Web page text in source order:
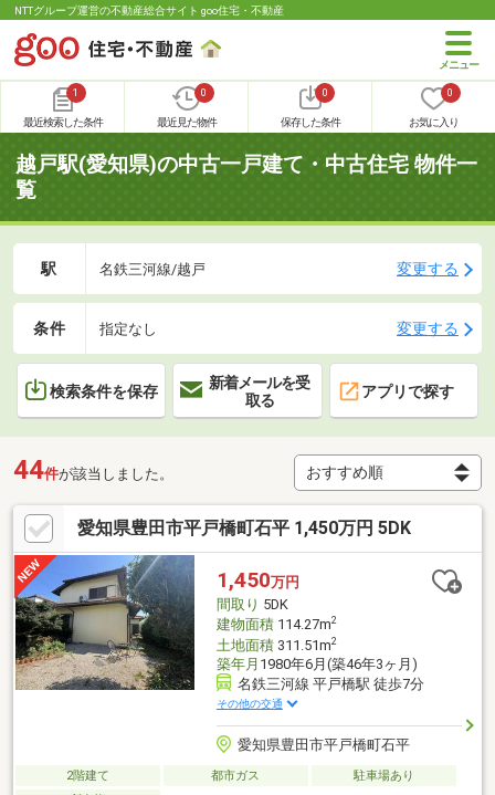
NTTグループ運営の不動産総合サイト goo住宅・不動産
1
最近検索した条件
0
最近見た物件
0
保存した条件
0
お気に入り
越戸駅(愛知県)の中古一戸建て・中古住宅 物件一
覧
駅 名鉄三河線/越戸 変更する
条件 指定なし 変更する
検索条件を保存
新着メールを受
取る
アプリで探す
44件が該当しました。
愛知県豊田市平戸橋町石平 1,450万円 5DK
1,450万円
間取り 5DK
建物面積114.27m2
土地面積311.51m2
築年月 1980年6月(築46年3ヶ月)
名鉄三河線 平戸橋駅 徒歩7分
その他の交通
愛知県豊田市平戸橋町石平
2階建て 都市ガス
駐車場あり